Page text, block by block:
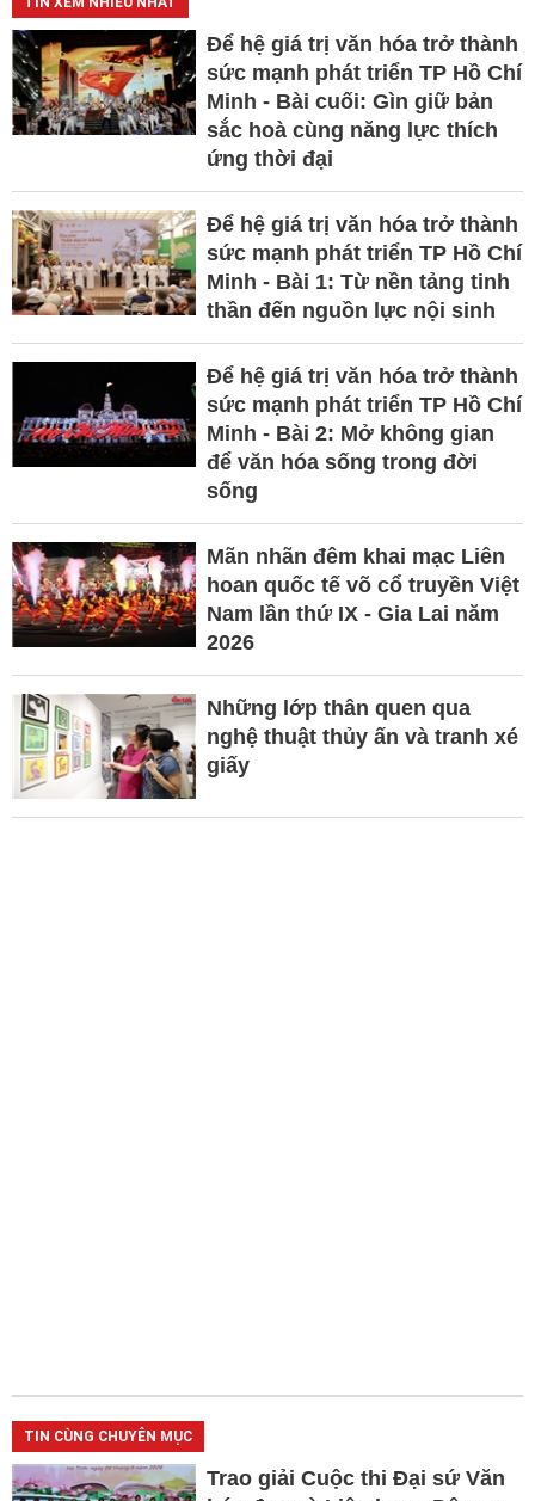
Để hệ giá trị văn hóa trở thành
sức mạnh phát triển TP Hồ Chí
Minh - Bài cuối: Gìn giữ bản
sắc hoà cùng năng lực thích
ứng thời đại
Để hệ giá trị văn hóa trở thành
sức mạnh phát triển TP Hồ Chí
Minh - Bài 1: Từ nền tảng tinh
thần đến nguồn lực nội sinh
Để hệ giá trị văn hóa trở thành
sức mạnh phát triển TP Hồ Chí
Minh - Bài 2: Mở không gian
để văn hóa sống trong đời
sống
Mãn nhãn đêm khai mạc Liên
hoan quốc tế võ cổ truyền Việt
Nam lần thứ IX - Gia Lai năm
2026
Những lớp thân quen qua
nghệ thuật thủy ấn và tranh xé
giấy
TIN CÙNG CHUYÊN MỤC
Trao giải Cuộc thi Đại sứ Văn